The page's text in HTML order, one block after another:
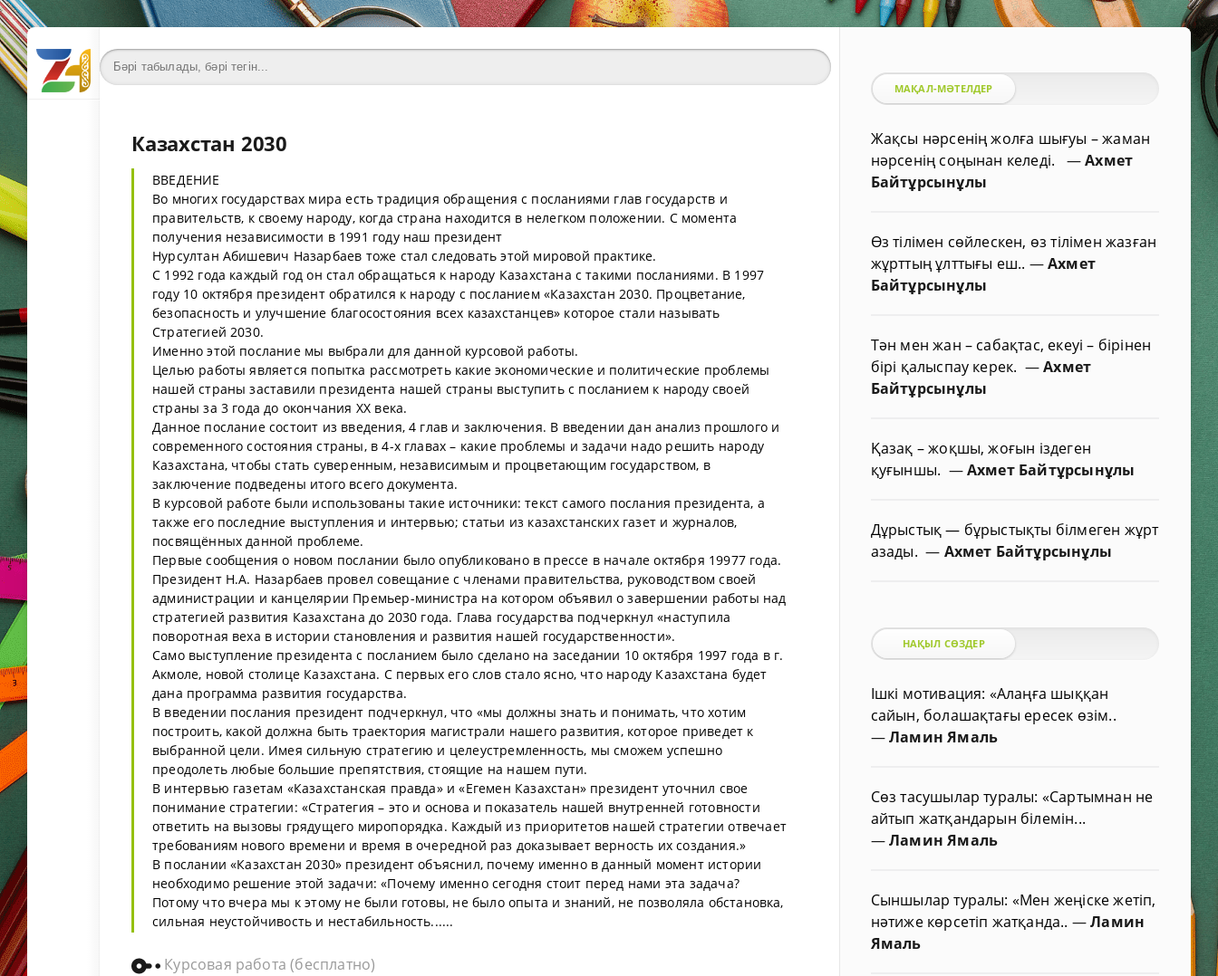
Казахстан 2030
ВВЕДЕНИЕ
Во многих государствах мира есть традиция обращения с посланиями глав государств и
правительств, к своему народу, когда страна находится в нелегком положении. С момента
получения независимости в 1991 году наш президент
Нурсултан Абишевич Назарбаев тоже стал следовать этой мировой практике.
С 1992 года каждый год он стал обращаться к народу Казахстана с такими посланиями. В 1997
году 10 октября президент обратился к народу с посланием «Казахстан 2030. Процветание,
безопасность и улучшение благосостояния всех казахстанцев» которое стали называть
Стратегией 2030.
Именно этой послание мы выбрали для данной курсовой работы.
Целью работы является попытка рассмотреть какие экономические и политические проблемы
нашей страны заставили президента нашей страны выступить с посланием к народу своей
страны за 3 года до окончания XX века.
Данное послание состоит из введения, 4 глав и заключения. В введении дан анализ прошлого и
современного состояния страны, в 4-х главах – какие проблемы и задачи надо решить народу
Казахстана, чтобы стать суверенным, независимым и процветающим государством, в
заключение подведены итого всего документа.
В курсовой работе были использованы такие источники: текст самого послания президента, а
также его последние выступления и интервью; статьи из казахстанских газет и журналов,
посвящённых данной проблеме.
Первые сообщения о новом послании было опубликовано в прессе в начале октября 19977 года.
Президент Н.А. Назарбаев провел совещание с членами правительства, руководством своей
администрации и канцелярии Премьер-министра на котором объявил о завершении работы над
стратегией развития Казахстана до 2030 года. Глава государства подчеркнул «наступила
поворотная веха в истории становления и развития нашей государственности».
Само выступление президента с посланием было сделано на заседании 10 октября 1997 года в г.
Акмоле, новой столице Казахстана. С первых его слов стало ясно, что народу Казахстана будет
дана программа развития государства.
В введении послания президент подчеркнул, что «мы должны знать и понимать, что хотим
построить, какой должна быть траектория магистрали нашего развития, которое приведет к
выбранной цели. Имея сильную стратегию и целеустремленность, мы сможем успешно
преодолеть любые большие препятствия, стоящие на нашем пути.
В интервью газетам «Казахстанская правда» и «Егемен Казахстан» президент уточнил свое
понимание стратегии: «Стратегия – это и основа и показатель нашей внутренней готовности
ответить на вызовы грядущего миропорядка. Каждый из приоритетов нашей стратегии отвечает
требованиям нового времени и время в очередной раз доказывает верность их создания.»
В послании «Казахстан 2030» президент объяснил, почему именно в данный момент истории
необходимо решение этой задачи: «Почему именно сегодня стоит перед нами эта задача?
Потому что вчера мы к этому не были готовы, не было опыта и знаний, не позволяла обстановка,
сильная неустойчивость и нестабильность......
Курсовая работа (бесплатно)
МАҚАЛ-МӘТЕЛДЕР
Жақсы нәрсенің жолға шығуы – жаман
нәрсенің соңынан келеді. —Ахмет
Байтұрсынұлы
Өз тілімен сөйлескен, өз тілімен жазған
жұрттың ұлттығы еш.. —Ахмет
Байтұрсынұлы
Тән мен жан – сабақтас, екеуі – бірінен
бірі қалыспау керек. —Ахмет
Байтұрсынұлы
Қазақ – жоқшы, жоғын іздеген
қуғыншы. —Ахмет Байтұрсынұлы
Дұрыстық — бұрыстықты білмеген жұрт
азады.— Ахмет Байтұрсынұлы
НАҚЫЛ СӨЗДЕР
Ішкі мотивация: «Алаңға шыққан
сайын, болашақтағы ересек өзім..
—Ламин Ямаль
Сөз тасушылар туралы: «Сартымнан не
айтып жатқандарын білемін...
—Ламин Ямаль
Сыншылар туралы: «Мен жеңіске жетіп,
нәтиже көрсетіп жатқанда.. —Ламин
Ямаль